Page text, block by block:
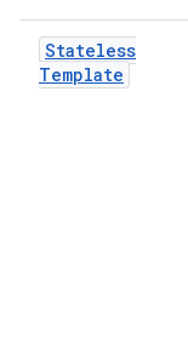
Stateless
Template